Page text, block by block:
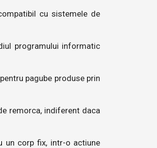
cu sistemele de
programului informatic
pagube produse prin
remorca, indiferent daca
un corp fix, intr-o actiune